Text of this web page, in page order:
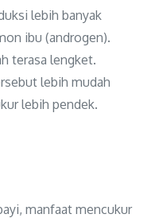
lebih banyak
ibu (androgen).
terasa lengket.
lebih mudah
lebih pendek.
manfaat mencukur